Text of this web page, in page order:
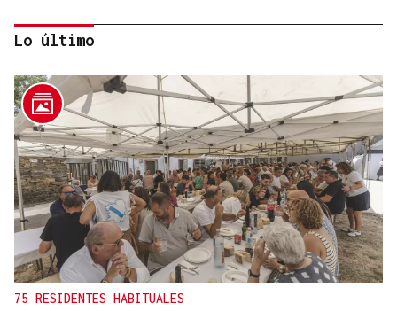
VIOLENCIA MACHISTA
Prisión sin fianza para el hombre que asesinó a su
mujer en un centro comercial de Murcia
Lo último
75 RESIDENTES HABITUALES